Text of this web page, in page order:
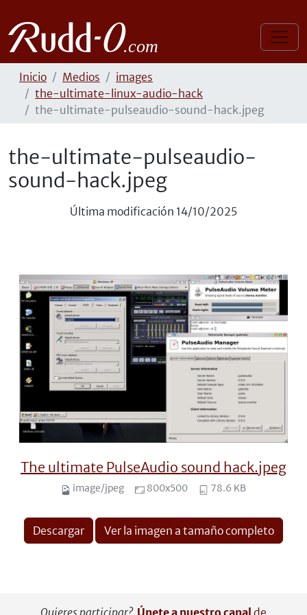
Inicio Medios
images
the-ultimate-linux-audio-hack
the-ultimate-pulseaudio-sound-hack.jpeg
the-ultimate-pulseaudio-
sound-hack.jpeg
Última modificación 14/10/2025
The ultimate PulseAudio sound hack.jpeg
image/jpeg 800x500 78.6 KB
Descargar Ver la imagen a tamaño completo
Quieres participar? Únete a nuestro canal de